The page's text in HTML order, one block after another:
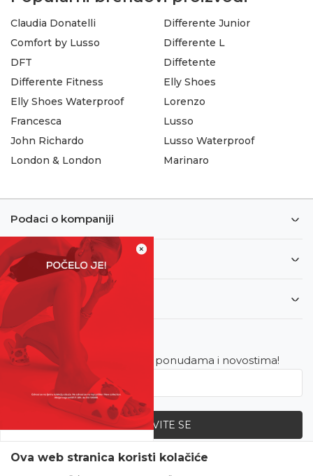
×
SVE UPOLA CIJENE!
Claudia Donatelli
Comfort by Lusso
DFT
Differente Fitness
Differente Junior
Differente L
Diffetente
Elly Shoes
Elly Shoes Waterproof
Francesca
John Richardo
London & London
Lorenzo
Lusso
Lusso Waterproof
Marinaro
Podaci o kompaniji
Informacije
Korisnički servis
Newsletter
Budite u toku sa najnovijim ponudama i novostima!
PRIJAVITE SE
Zapratite nas
Ova web stranica koristi kolačiće